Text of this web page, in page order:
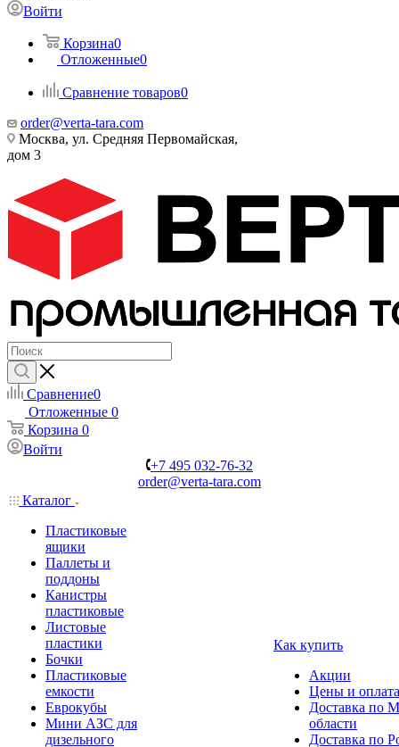
Войти
Корзина0
Отложенные0
Сравнение товаров0
order@verta-tara.com
Москва, ул. Средняя Первомайская,
дом 3
Сравнение0
Отложенные 0
Корзина 0
Войти
+7 495 032-76-32
order@verta-tara.com
Каталог
Пластиковые
ящики
Паллеты и
поддоны
Канистры
пластиковые
Листовые
пластики
Бочки
Пластиковые
емкости
Еврокубы
Мини АЗС для
дизельного
Как купить
Акции
Цены и оплата
Доставка по
области
Доставка по